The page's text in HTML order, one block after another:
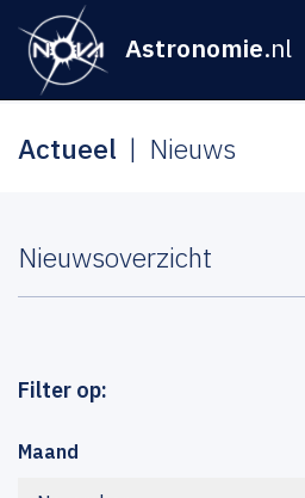
Astronomie.nl
Actueel Nieuws
Nieuwsoverzicht
Filter op:
Maand